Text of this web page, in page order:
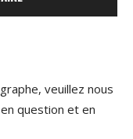
veuillez nous
question et en